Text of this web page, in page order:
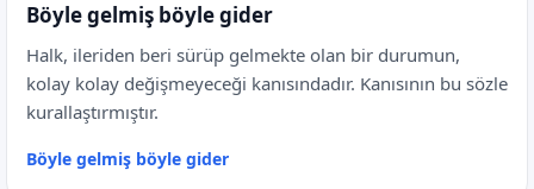
Böyle gelmiş böyle gider
Halk, ileriden beri sürüp gelmekte olan bir durumun,
kolay kolay değişmeyeceği kanısındadır. Kanısının bu sözle
kurallaştırmıştır.
Böyle gelmiş böyle gider